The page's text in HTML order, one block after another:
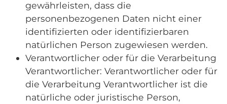
gewährleisten, dass die
personenbezogenen Daten nicht einer
identifizierten oder identifizierbaren
natürlichen Person zugewiesen werden.
Verantwortlicher oder für die Verarbeitung
Verantwortlicher: Verantwortlicher oder für
die Verarbeitung Verantwortlicher ist die
natürliche oder juristische Person,